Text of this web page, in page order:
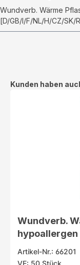
Wundverb. Wärme
[D/GB/I/F/NL/H/CZ/SK/
Produktgalerie
Kunden haben
Wundverb.
hypoallergen
Artikel-Nr.: 66201
VE: 50 Stück